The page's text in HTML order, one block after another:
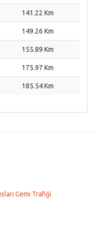
141.22 Km
149.26 Km
155.89 Km
175.97 Km
185.54 Km
Gemi Trafiği